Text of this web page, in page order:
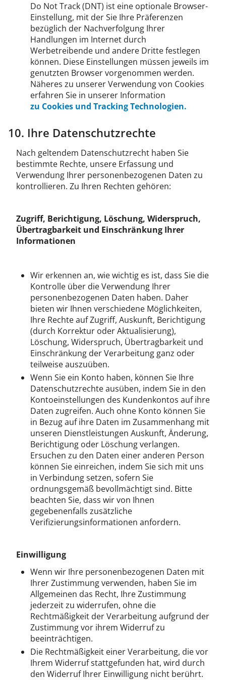
Do Not Track (DNT) ist eine optionale Browser-
Einstellung, mit der Sie Ihre Präferenzen
bezüglich der Nachverfolgung Ihrer
Handlungen im Internet durch
Werbetreibende und andere Dritte festlegen
können. Diese Einstellungen müssen jeweils im
genutzten Browser vorgenommen werden.
Näheres zu unserer Verwendung von Cookies
erfahren Sie in unserer Information
zu Cookies und Tracking Technologien.
10. Ihre Datenschutzrechte
Nach geltendem Datenschutzrecht haben Sie
bestimmte Rechte, unsere Erfassung und
Verwendung Ihrer personenbezogenen Daten zu
kontrollieren. Zu Ihren Rechten gehören:
Zugriff, Berichtigung, Löschung, Widerspruch,
Übertragbarkeit und Einschränkung Ihrer
Informationen
Wir erkennen an, wie wichtig es ist, dass Sie die
Kontrolle über die Verwendung Ihrer
personenbezogenen Daten haben. Daher
bieten wir Ihnen verschiedene Möglichkeiten,
Ihre Rechte auf Zugriff, Auskunft, Berichtigung
(durch Korrektur oder Aktualisierung),
Löschung, Widerspruch, Übertragbarkeit und
Einschränkung der Verarbeitung ganz oder
teilweise auszuüben.
Wenn Sie ein Konto haben, können Sie Ihre
Datenschutzrechte ausüben, indem Sie in den
Kontoeinstellungen des Kundenkontos auf ihre
Daten zugreifen. Auch ohne Konto können Sie
in Bezug auf ihre Daten im Zusammenhang mit
unseren Dienstleistungen Auskunft, Änderung,
Berichtigung oder Löschung verlangen.
Ersuchen zu den Daten einer anderen Person
können Sie einreichen, indem Sie sich mit uns
in Verbindung setzen, sofern Sie
ordnungsgemäß bevollmächtigt sind. Bitte
beachten Sie, dass wir von Ihnen
gegebenenfalls zusätzliche
Verifizierungsinformationen anfordern.
Einwilligung
Wenn wir Ihre personenbezogenen Daten mit
Ihrer Zustimmung verwenden, haben Sie im
Allgemeinen das Recht, Ihre Zustimmung
jederzeit zu widerrufen, ohne die
Rechtmäßigkeit der Verarbeitung aufgrund der
Zustimmung vor ihrem Widerruf zu
beeinträchtigen.
Die Rechtmäßigkeit einer Verarbeitung, die vor
Ihrem Widerruf stattgefunden hat, wird durch
den Widerruf Ihrer Einwilligung nicht berührt.